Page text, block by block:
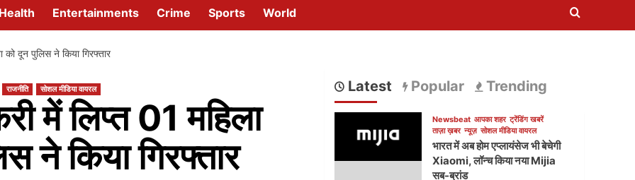
Health Entertainments Crime Sports World
को दून पुलिस ने किया गिरफ्तार
राजनीति सोशल मीडिया वायरल
में लिप्त 01 महिला
ने किया गिरफ्तार
Latest Popular Trending
Newsbeat आपका शहर ट्रेंडिंग खबरें
ताज़ा ख़बर न्यूज़ सोशल मीडिया वायरल
भारत में अब होम एप्लायंसेज भी बेचेगी
Xiaomi, लॉन्च किया नया Mijia
सब-ब्रांड